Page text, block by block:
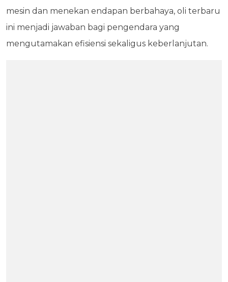
mesin dan menekan endapan berbahaya, oli terbaru
ini menjadi jawaban bagi pengendara yang
mengutamakan efisiensi sekaligus keberlanjutan.